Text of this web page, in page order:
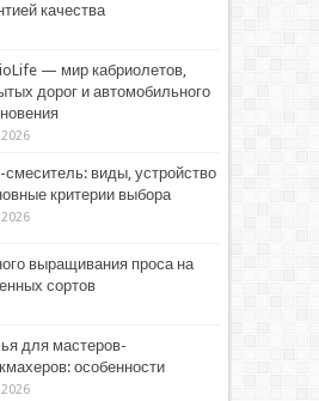
качества
— мир кабриолетов,
дорог и автомобильного
смеситель: виды, устройство
критерии выбора
выращивания проса на
сортов
для мастеров-
особенности